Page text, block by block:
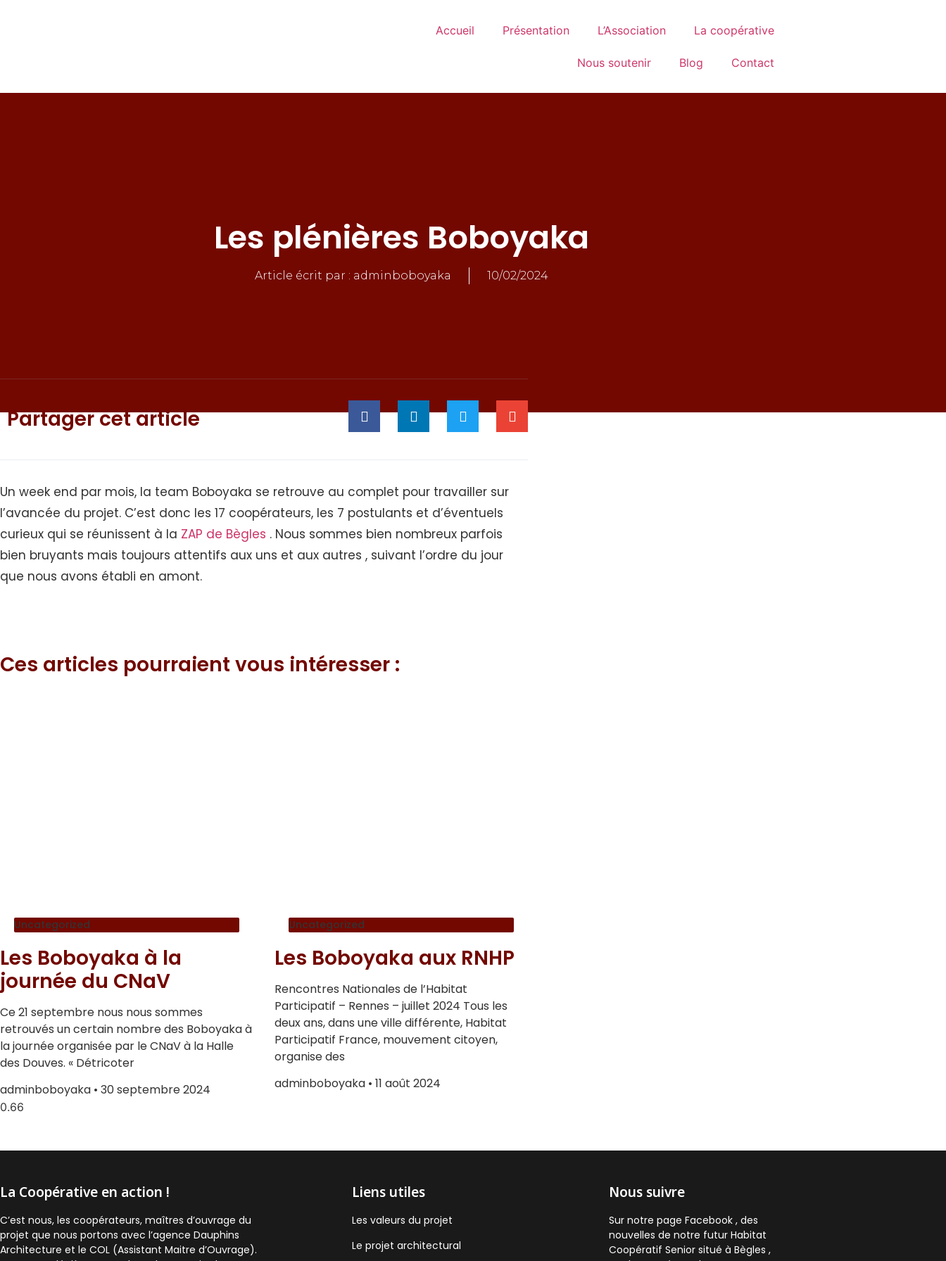
Accueil Présentation L’Association La coopérative
Nous soutenir Blog Contact
Les plénières Boboyaka
Article écrit par : adminboboyaka 10/02/2024
Partager cet article
Un week end par mois, la team Boboyaka se retrouve au complet pour travailler sur
l’avancée du projet. C’est donc les 17 coopérateurs, les 7 postulants et d’éventuels
curieux qui se réunissent à la ZAP de Bègles . Nous sommes bien nombreux parfois
bien bruyants mais toujours attentifs aux uns et aux autres , suivant l’ordre du jour
que nous avons établi en amont.
Ces articles pourraient vous intéresser :
Uncategorized
Les Boboyaka à la
journée du CNaV
Ce 21 septembre nous nous sommes
retrouvés un certain nombre des Boboyaka à
la journée organisée par le CNaV à la Halle
des Douves. « Détricoter
adminboboyaka
30 septembre 2024
Uncategorized
Les Boboyaka aux RNHP
Rencontres Nationales de l’Habitat
Participatif – Rennes – juillet 2024 Tous les
deux ans, dans une ville différente, Habitat
Participatif France, mouvement citoyen,
organise des
adminboboyaka
11 août 2024
La Coopérative en action !
C’est nous, les coopérateurs, maîtres d’ouvrage du
projet que nous portons avec l’agence Dauphins
Architecture et le COL (Assistant Maitre d’Ouvrage).
Liens utiles
Les valeurs du projet
Le projet architectural
Nous suivre
Sur notre page Facebook , des
nouvelles de notre futur Habitat
Coopératif Senior situé à Bègles ,